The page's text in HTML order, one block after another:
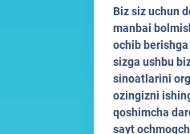
Biz siz uchun
manbai
ochib
sizga ushbu
sinoatlarini
ozingizni
qoshimcha
sayt